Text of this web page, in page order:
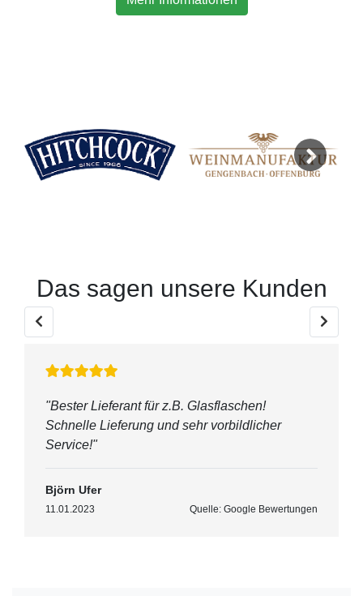
Das sagen unsere Kunden
"Bester Lieferant für z.B. Glasflaschen!
Schnelle Lieferung und sehr vorbildlicher
Service!"
Björn Ufer
11.01.2023 Quelle: Google Bewertungen